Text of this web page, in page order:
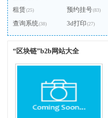
租赁(25) 预约挂号(83)
查询系统(38) 3d打印(27)
“区块链”b2b网站大全